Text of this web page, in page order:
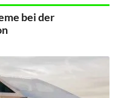
bei der